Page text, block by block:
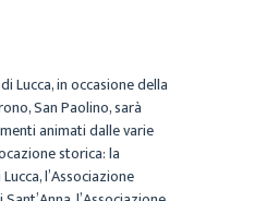
Lucca, in occasione della
San Paolino, sarà
animati dalle varie
storica: la
l’Associazione